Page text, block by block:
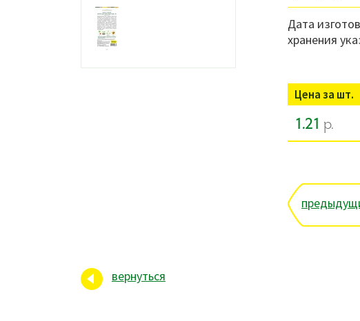
Дата
хранения
Цена за шт.
1.21 р.
вернуться